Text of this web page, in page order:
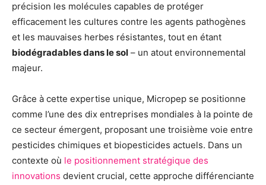
précision les molécules capables de protéger
efficacement les cultures contre les agents pathogènes
et les mauvaises herbes résistantes, tout en étant
biodégradables dans le sol – un atout environnemental
majeur.
Grâce à cette expertise unique, Micropep se positionne
comme l’une des dix entreprises mondiales à la pointe de
ce secteur émergent, proposant une troisième voie entre
pesticides chimiques et biopesticides actuels. Dans un
contexte où le positionnement stratégique des
innovations devient crucial, cette approche différenciante